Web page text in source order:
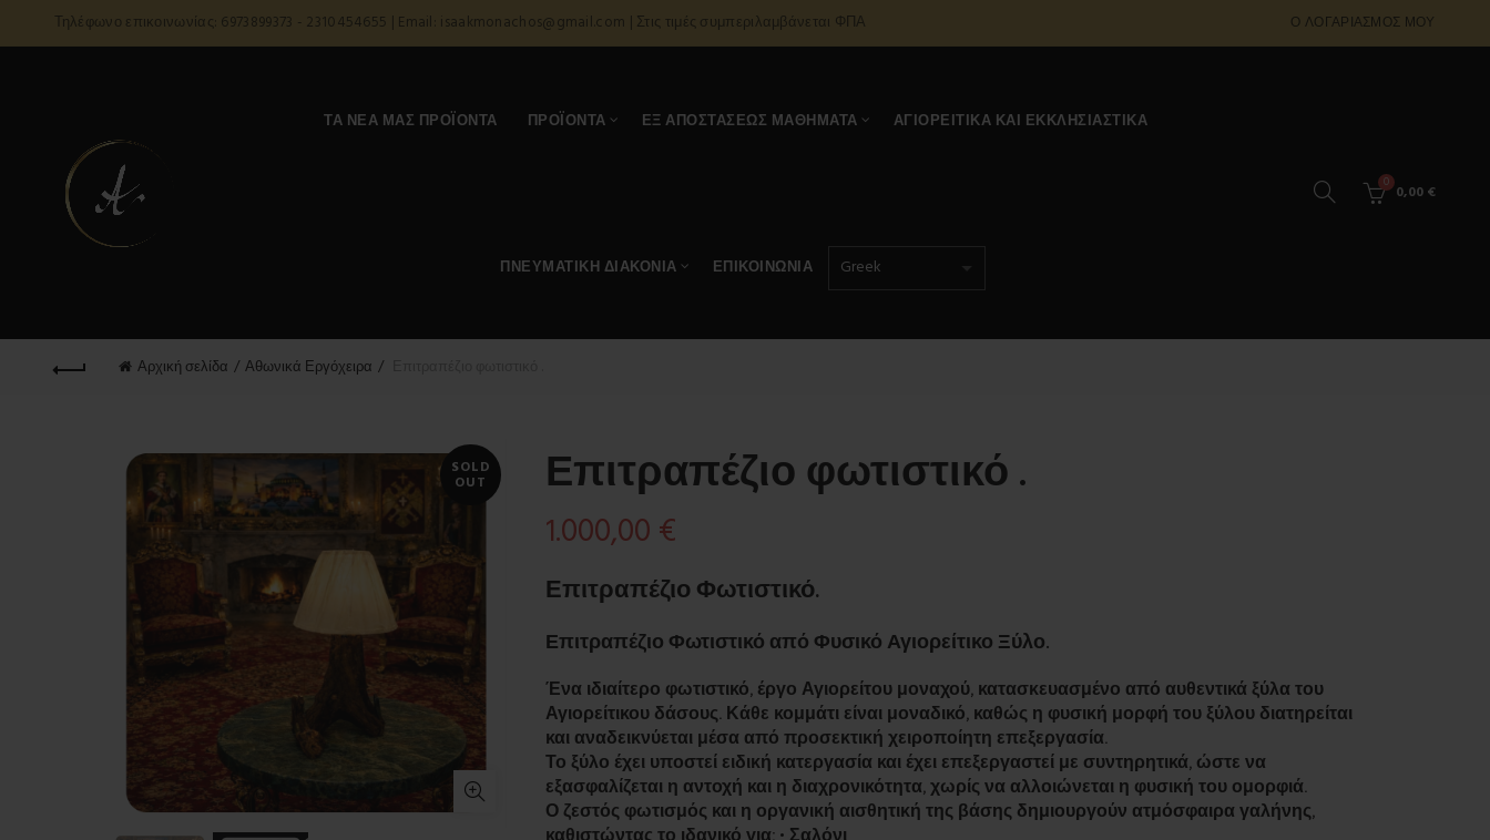
Τηλέφωνο επικοινωνίας: 6973899373 - 2310454655 | Email: isaakmonachos@gmail.com | Στις τιμές συμπεριλαμβάνεται ΦΠΑ Ο ΛΟΓΑΡΙΑΣΜΌΣ ΜΟΥ
ΤΑ ΝΈΑ ΜΑΣ ΠΡΟΪΌΝΤΑ ΠΡΟΪΌΝΤΑ ΕΞ ΑΠΟΣΤΆΣΕΩΣ ΜΑΘΉΜΑΤΑ ΑΓΙΟΡΕΊΤΙΚΑ ΚΑΙ ΕΚΚΛΗΣΙΑΣΤΙΚΆ
ΠΝΕΥΜΑΤΙΚΉ ΔΙΑΚΟΝΊΑ ΕΠΙΚΟΙΝΩΝΊΑ
0 0,00 €
Αρχική σελίδα Αθωνικά Εργόχειρα
SOLD
OUT Επιτραπέζιο φωτιστικό .
1.000,00 €
Επιτραπέζιο Φωτιστικό.
Επιτραπέζιο Φωτιστικό από Φυσικό Αγιορείτικο Ξύλο.
Ένα ιδιαίτερο φωτιστικό, έργο Αγιορείτου μοναχού, κατασκευασμένο από αυθεντικά ξύλα του
Αγιορείτικου δάσους. Κάθε κομμάτι είναι μοναδικό, καθώς η φυσική μορφή του ξύλου διατηρείται
και αναδεικνύεται μέσα από προσεκτική χειροποίητη επεξεργασία.
Το ξύλο έχει υποστεί ειδική κατεργασία και έχει επεξεργαστεί με συντηρητικά, ώστε να
εξασφαλίζεται η αντοχή και η διαχρονικότητα, χωρίς να αλλοιώνεται η φυσική του ομορφιά.
Ο ζεστός φωτισμός και η οργανική αισθητική της βάσης δημιουργούν ατμόσφαιρα γαλήνης,